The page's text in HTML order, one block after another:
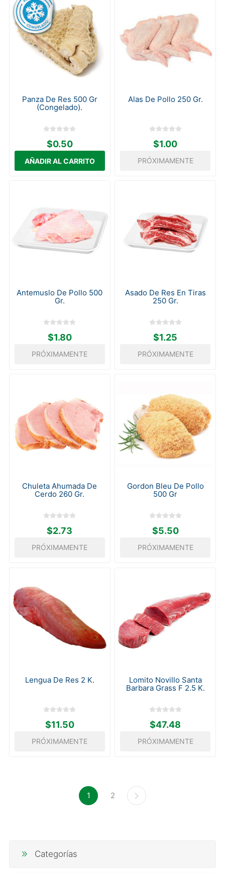
Panza De Res 500 Gr
(Congelado).
$0.50
Alas De Pollo 250 Gr.
$1.00
PRÓXIMAMENTE
Antemuslo De Pollo 500
Gr.
$1.80
PRÓXIMAMENTE
Asado De Res En Tiras
250 Gr.
$1.25
PRÓXIMAMENTE
Chuleta Ahumada De
Cerdo 260 Gr.
$2.73
PRÓXIMAMENTE
Gordon Bleu De Pollo
500 Gr
$5.50
PRÓXIMAMENTE
Lengua De Res 2 K.
$11.50
PRÓXIMAMENTE
Lomito Novillo Santa
Barbara Grass F 2.5 K.
$47.48
PRÓXIMAMENTE
1 2
Categorías